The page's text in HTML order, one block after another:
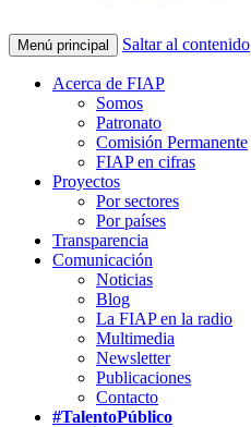
Menú principal Saltar al contenido
Acerca de FIAP
Somos
Patronato
Comisión Permanente
FIAP en cifras
Proyectos
Por sectores
Por países
Transparencia
Comunicación
Noticias
Blog
La FIAP en la radio
Multimedia
Newsletter
Publicaciones
Contacto
#TalentoPúblico